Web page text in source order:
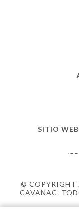
© COPYRIGHT
CAVANAC.
SITIO